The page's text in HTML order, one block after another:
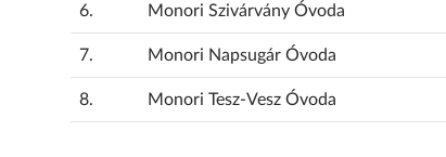
6. Monori Szivárvány Óvoda
7. Monori Napsugár Óvoda
8. Monori Tesz-Vesz Óvoda